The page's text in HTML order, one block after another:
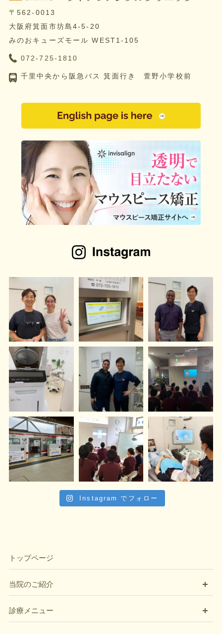
〒562-0013
大阪府箕面市坊島4-5-20
みのおキューズモール WEST1-105
072-725-1810
千里中央から阪急バス 箕面行き 萱野小学校前
Instagram でフォロー
トップページ
当院のご紹介
診療メニュー